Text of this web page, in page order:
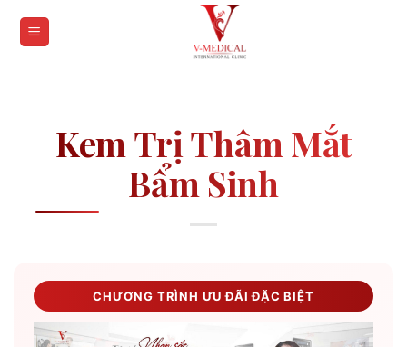
Kem Trị Thâm Mắt
Bẩm Sinh
CHƯƠNG TRÌNH ƯU ĐÃI ĐẶC BIỆT